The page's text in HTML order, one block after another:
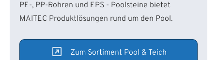
PE-, PP-Rohren und EPS - Poolsteine bietet
MAITEC Produktlösungen rund um den Pool.
Zum Sortiment Pool & Teich